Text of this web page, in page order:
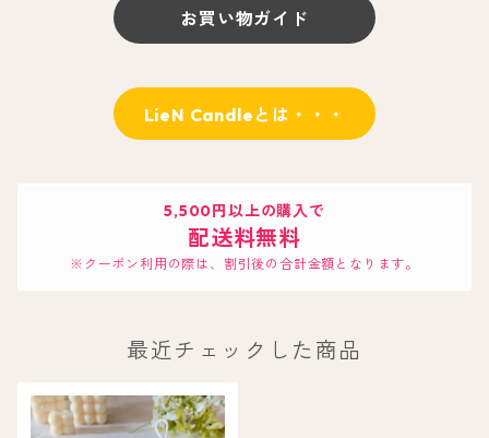
お買い物ガイド
LieN Candleとは・・・
5,500円以上の購入で
配送料無料
※クーポン利用の際は、割引後の合計金額となります。
最近チェックした商品